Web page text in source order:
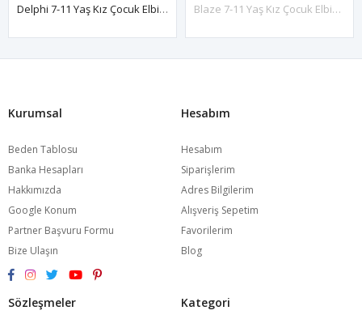
Delphi 7-11 Yaş Kız Çocuk Elbise 30062 Kırık Beyaz Blaze 7-11 Yaş Kız Çocuk Elbise 30059 Kırık Beyaz
Kurumsal
Beden Tablosu
Banka Hesapları
Hakkımızda
Google Konum
Partner Başvuru Formu
Bize Ulaşın
Hesabım
Hesabım
Siparişlerim
Adres Bilgilerim
Alışveriş Sepetim
Favorilerim
Blog
Sözleşmeler Kategori